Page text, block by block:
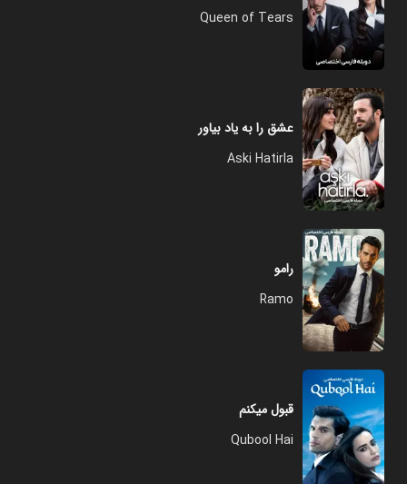
Queen of Tears
عشق را به یاد بیاور
Aski Hatirla
رامو
Ramo
قبول میکنم
Qubool Hai